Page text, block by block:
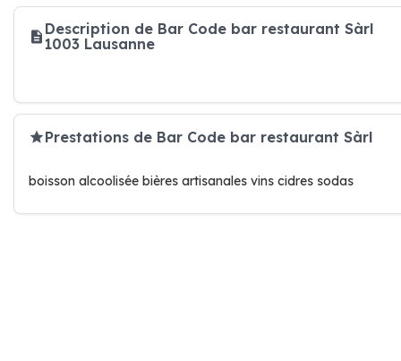
Description de Bar Code bar restaurant Sàrl
1003 Lausanne
Prestations de Bar Code bar restaurant Sàrl
boisson alcoolisée bières artisanales vins cidres sodas